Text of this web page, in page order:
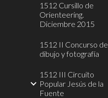
1512 Cursillo de
Orienteering.
Diciembre 2015
1512 II Concurso de
dibujo y fotografía
1512 III Circuito
Popular Jesús de la
Fuente